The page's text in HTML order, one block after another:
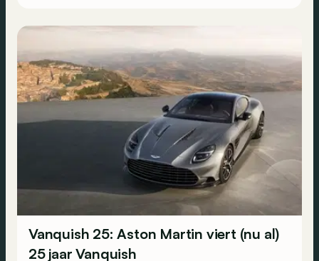
Vanquish 25: Aston Martin viert (nu al)
25 jaar Vanquish